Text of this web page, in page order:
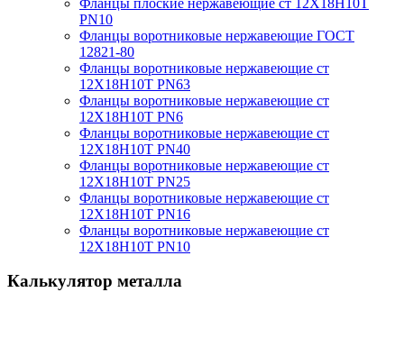
PN10
Фланцы воротниковые нержавеющие ГОСТ
12821-80
Фланцы воротниковые нержавеющие ст
12Х18Н10Т PN63
Фланцы воротниковые нержавеющие ст
12Х18Н10Т PN6
Фланцы воротниковые нержавеющие ст
12Х18Н10Т PN40
Фланцы воротниковые нержавеющие ст
12Х18Н10Т PN25
Фланцы воротниковые нержавеющие ст
12Х18Н10Т PN16
Фланцы воротниковые нержавеющие ст
12Х18Н10Т PN10
Калькулятор металла